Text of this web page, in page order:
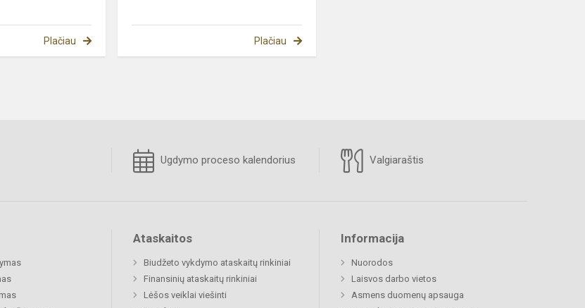
Plačiau Plačiau
Ugdymo proceso kalendorius Valgiaraštis
Ataskaitos
Biudžeto vykdymo ataskaitų rinkiniai
Finansinių ataskaitų rinkiniai
Lėšos veiklai viešinti
Informacija
Nuorodos
Laisvos darbo vietos
Asmens duomenų apsauga